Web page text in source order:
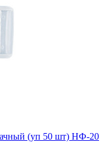
(уп 50 шт) НФ-20